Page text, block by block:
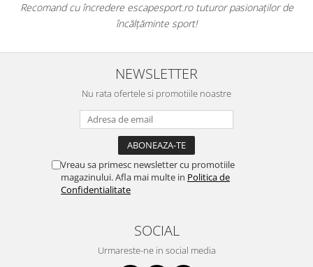
Recomand cu încredere escapesport.ro tuturor pasionaților de
încălțăminte sport!
NEWSLETTER
Nu rata ofertele si promotiile noastre
Vreau sa primesc newsletter cu promotiile
magazinului. Afla mai multe in Politica de
Confidentialitate
SOCIAL
Urmareste-ne in social media